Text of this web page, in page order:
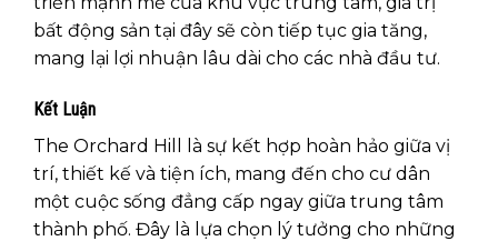
bất động sản tại đây sẽ còn tiếp tục gia tăng,
mang lại lợi nhuận lâu dài cho các nhà đầu tư.
Kết Luận
The Orchard Hill là sự kết hợp hoàn hảo giữa vị
trí, thiết kế và tiện ích, mang đến cho cư dân
một cuộc sống đẳng cấp ngay giữa trung tâm
thành phố. Đây là lựa chọn lý tưởng cho những